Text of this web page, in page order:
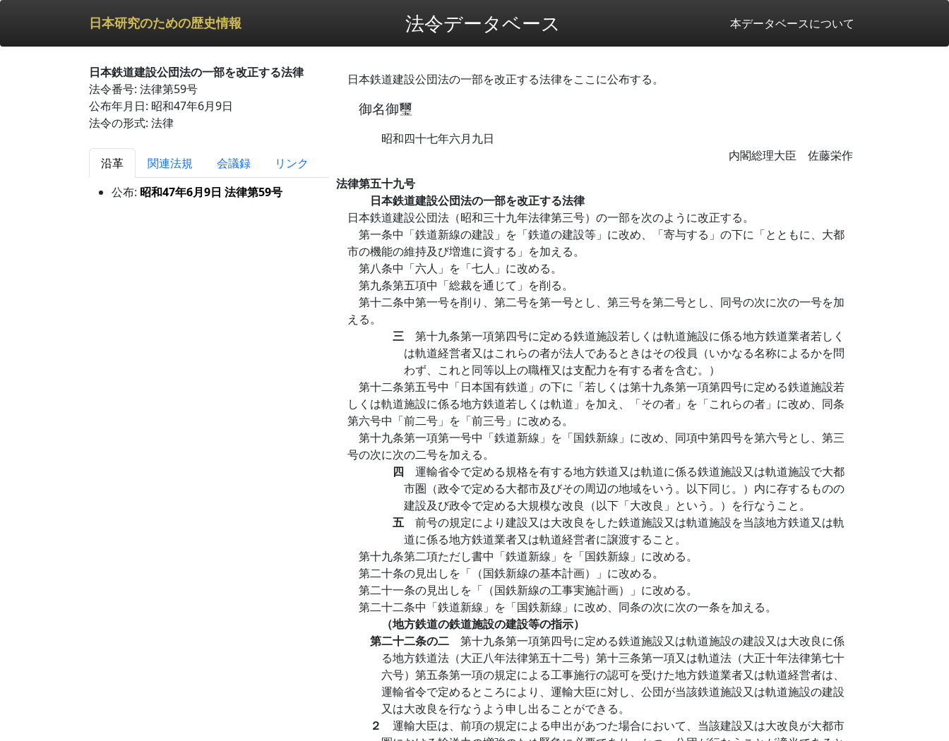
日本研究のための歴史情報 法令データベース 本データベースについて
日本鉄道建設公団法の一部を改正する法律
法令番号: 法律第59号
公布年月日: 昭和47年6月9日
法令の形式: 法律
沿革 関連法規 会議録
リンク
公布: 昭和47年6月9日 法律第59号
日本鉄道建設公団法の一部を改正する法律をここに公布する。
御名御璽
昭和四十七年六月九日
内閣総理大臣 佐藤栄作
法律第五十九号
日本鉄道建設公団法の一部を改正する法律
日本鉄道建設公団法（昭和三十九年法律第三号）の一部を次のように改正する。
第一条中「鉄道新線の建設」を「鉄道の建設等」に改め、「寄与する」の下に「とともに、大都
市の機能の維持及び増進に資する」を加える。
第八条中「六人」を「七人」に改める。
第九条第五項中「総裁を通じて」を削る。
第十二条中第一号を削り、第二号を第一号とし、第三号を第二号とし、同号の次に次の一号を加
える。
三 第十九条第一項第四号に定める鉄道施設若しくは軌道施設に係る地方鉄道業者若しく
は軌道経営者又はこれらの者が法人であるときはその役員（いかなる名称によるかを問
わず、これと同等以上の職権又は支配力を有する者を含む。）
第十二条第五号中「日本国有鉄道」の下に「若しくは第十九条第一項第四号に定める鉄道施設若
しくは軌道施設に係る地方鉄道若しくは軌道」を加え、「その者」を「これらの者」に改め、同条
第六号中「前二号」を「前三号」に改める。
第十九条第一項第一号中「鉄道新線」を「国鉄新線」に改め、同項中第四号を第六号とし、第三
号の次に次の二号を加える。
四 運輸省令で定める規格を有する地方鉄道又は軌道に係る鉄道施設又は軌道施設で大都
市圏（政令で定める大都市及びその周辺の地域をいう。以下同じ。）内に存するものの
建設及び政令で定める大規模な改良（以下「大改良」という。）を行なうこと。
五 前号の規定により建設又は大改良をした鉄道施設又は軌道施設を当該地方鉄道又は軌
道に係る地方鉄道業者又は軌道経営者に譲渡すること。
第十九条第二項ただし書中「鉄道新線」を「国鉄新線」に改める。
第二十条の見出しを「（国鉄新線の基本計画）」に改める。
第二十一条の見出しを「（国鉄新線の工事実施計画）」に改める。
第二十二条中「鉄道新線」を「国鉄新線」に改め、同条の次に次の一条を加える。
（地方鉄道の鉄道施設の建設等の指示）
第二十二条の二 第十九条第一項第四号に定める鉄道施設又は軌道施設の建設又は大改良に係
る地方鉄道法（大正八年法律第五十二号）第十三条第一項又は軌道法（大正十年法律第七十
六号）第五条第一項の規定による工事施行の認可を受けた地方鉄道業者又は軌道経営者は、
運輸省令で定めるところにより、運輸大臣に対し、公団が当該鉄道施設又は軌道施設の建設
又は大改良を行なうよう申し出ることができる。
２ 運輸大臣は、前項の規定による申出があつた場合において、当該建設又は大改良が大都市